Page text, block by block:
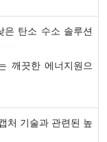
은 탄소 수소 솔루션
깨끗한 에너지원으
처 기술과 관련된 높